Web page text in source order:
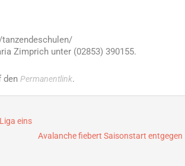
Zimprich unter (02853) 390155.
den Permanentlink.
eins
Avalanche fiebert Saisonstart entgegen